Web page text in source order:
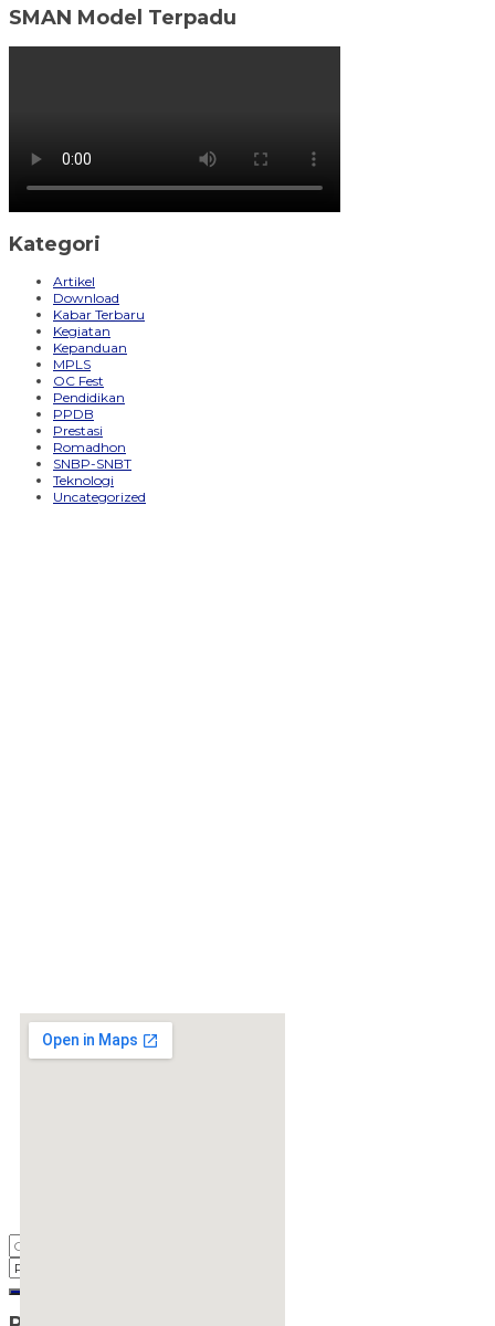
SMAN Model Terpadu
Kategori
Artikel
Download
Kabar Terbaru
Kegiatan
Kepanduan
MPLS
OC Fest
Pendidikan
PPDB
Prestasi
Romadhon
SNBP-SNBT
Teknologi
Uncategorized